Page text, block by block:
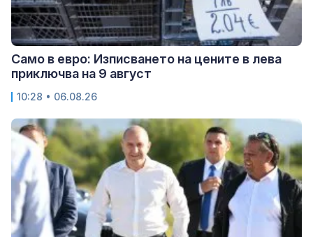
Само в евро: Изписването на цените в лева
приключва на 9 август
10:28 • 06.08.26